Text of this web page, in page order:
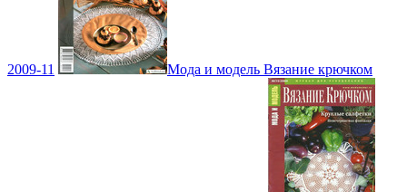
2009-11 Мода и модель Вязание крючком